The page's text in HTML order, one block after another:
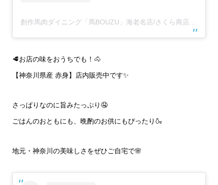
🥩お店の味をおうちでも！🐴
【神奈川県産 赤身】店内販売中です✨
さっぱりなのに旨みたっぷり🤤
ごはんのおともにも、晩酌のお供にもぴったり🍶
地元・神奈川の美味しさをぜひご自宅で🌸